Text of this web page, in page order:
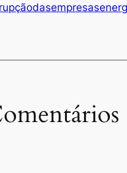
dasempresas